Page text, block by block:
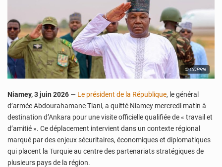
© CCPRN
Niamey, 3 juin 2026 — Le président de la République, le général
d’armée Abdourahamane Tiani, a quitté Niamey mercredi matin à
destination d’Ankara pour une visite officielle qualifiée de « travail et
d’amitié ». Ce déplacement intervient dans un contexte régional
marqué par des enjeux sécuritaires, économiques et diplomatiques
qui placent la Turquie au centre des partenariats stratégiques de
plusieurs pays de la région.